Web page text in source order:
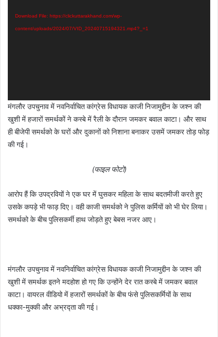
Download File: https://clickuttarakhand.com/wp-
content/uploads/2024/07/VID_20240715194321.mp4?_=1
मंगलौर उपचुनाव में नवनिर्वाचित कांग्रेस विधायक काजी निजामुद्दीन के जश्न की
खुशी में हजारों समर्थकों ने कस्बे में रैली के दौरान जमकर बवाल काटा। और साथ
ही बीजेपी समर्थको के घरों और दुकानों को निशाना बनाकर उसमें जमकर तोड़ फोड़
की गई।
(फाइल फोटो)
आरोप हैं कि उपद्रवियों ने एक घर में घुसकर महिला के साथ बदतमीजी करते हुए
उसके कपड़े भी फाड़ दिए। वही काजी समर्थको ने पुलिस कर्मियों को भी घेर लिया।
समर्थको के बीच पुलिसकर्मी हाथ जोड़ते हुए बेबस नजर आए।
मंगलौर उपचुनाव में नवनिर्वाचित कांग्रेस विधायक काजी निजामुद्दीन के जश्न की
खुशी में समर्थक इतने मदहोश हो गए कि उन्होंने देर रात कस्बे में जमकर बवाल
काटा। वायरल वीडियो में हजारों समर्थकों के बीच फंसे पुलिसकर्मियों के साथ
धक्का-मुक्की और अभ्रद्ता की गई।